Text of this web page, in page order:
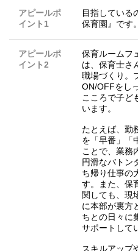
アピールポ
イント1
目指している
保育園』です。
アピールポ
イント2
保育ルームフ
は、保育士さ
職場づくり。
ON/OFFをし
こころで子ど
います。
たとえば、勤
を「早番」「
ことで、業務
円滑なバトン
ち帰り仕事の
す。また、保
関しても、現
に本部が裏方
ちとの日々に
サポートして
スキルアップ